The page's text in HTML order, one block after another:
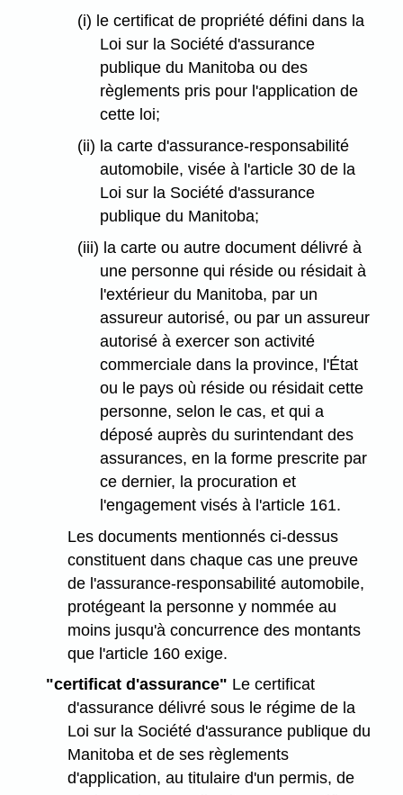
(i) le certificat de propriété défini dans la
Loi sur la Société d'assurance
publique du Manitoba ou des
règlements pris pour l'application de
cette loi;
(ii) la carte d'assurance-responsabilité
automobile, visée à l'article 30 de la
Loi sur la Société d'assurance
publique du Manitoba;
(iii) la carte ou autre document délivré à
une personne qui réside ou résidait à
l'extérieur du Manitoba, par un
assureur autorisé, ou par un assureur
autorisé à exercer son activité
commerciale dans la province, l'État
ou le pays où réside ou résidait cette
personne, selon le cas, et qui a
déposé auprès du surintendant des
assurances, en la forme prescrite par
ce dernier, la procuration et
l'engagement visés à l'article 161.
Les documents mentionnés ci-dessus
constituent dans chaque cas une preuve
de l'assurance-responsabilité automobile,
protégeant la personne y nommée au
moins jusqu'à concurrence des montants
que l'article 160 exige.
"certificat d'assurance" Le certificat
d'assurance délivré sous le régime de la
Loi sur la Société d'assurance publique du
Manitoba et de ses règlements
d'application, au titulaire d'un permis, de